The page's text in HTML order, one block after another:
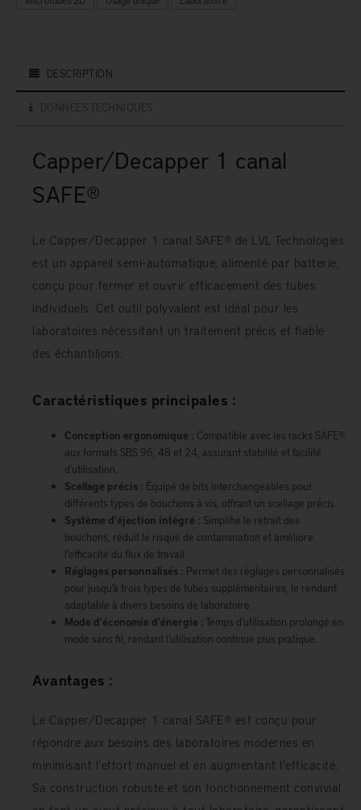
DESCRIPTION
DONNÉES TECHNIQUES
Capper/Decapper 1 canal
SAFE®
Le Capper/Decapper 1 canal SAFE® de LVL Technologies
est un appareil semi-automatique, alimenté par batterie,
conçu pour fermer et ouvrir efficacement des tubes
individuels. Cet outil polyvalent est idéal pour les
laboratoires nécessitant un traitement précis et fiable
des échantillons.
Caractéristiques principales :
Conception ergonomique : Compatible avec les racks SAFE®
aux formats SBS 96, 48 et 24, assurant stabilité et facilité
d'utilisation.
Scellage précis : Équipé de bits interchangeables pour
différents types de bouchons à vis, offrant un scellage précis.
Système d'éjection intégré : Simplifie le retrait des
bouchons, réduit le risque de contamination et améliore
l'efficacité du flux de travail.
Réglages personnalisés : Permet des réglages personnalisés
pour jusqu'à trois types de tubes supplémentaires, le rendant
adaptable à divers besoins de laboratoire.
Mode d'économie d'énergie : Temps d'utilisation prolongé en
mode sans fil, rendant l'utilisation continue plus pratique.
Avantages :
Le Capper/Decapper 1 canal SAFE® est conçu pour
répondre aux besoins des laboratoires modernes en
minimisant l'effort manuel et en augmentant l'efficacité.
Sa construction robuste et son fonctionnement convivial